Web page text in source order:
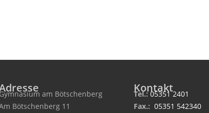
am Bötschenberg
Bötschenberg 11
Kontakt
Tel.:05351 2401
Fax.: 05351 542340